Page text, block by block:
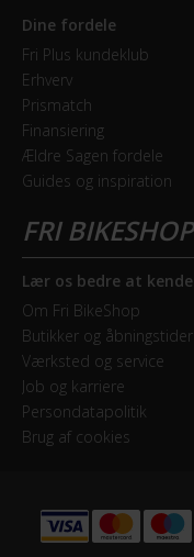
Dine fordele
Fri Plus kundeklub
Erhverv
Prismatch
Finansiering
Ældre Sagen fordele
Guides og inspiration
Lær os bedre at kende
Om Fri BikeShop
Butikker og åbningstider
Værksted og service
Job og karriere
Persondatapolitik
Brug af cookies